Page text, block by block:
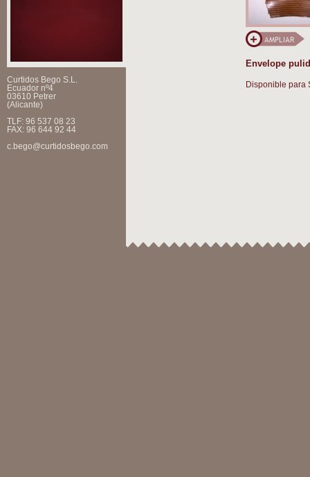
Curtidos Bego S.L.
Ecuador nº4
03610 Petrer
(Alicante)
TLF: 96 537 08 23
FAX: 96 644 92 44
c.bego@curtidosbego.com
Envelope
Disponible para